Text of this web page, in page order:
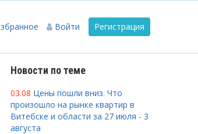
Регистрация
Войти
Новости по теме
03.08 Цены пошли вниз. Что
произошло на рынке квартир в
Витебске и области за 27 июля - 3
августа